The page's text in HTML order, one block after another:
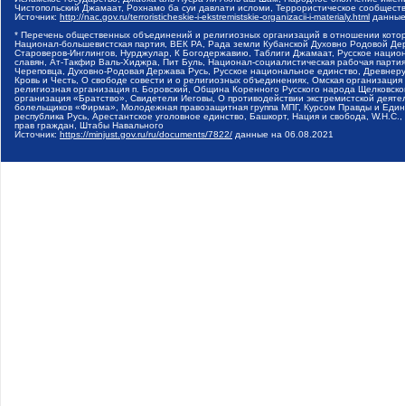
Чистопольский Джамаат, Рохнамо ба суи давлати исломи, Террористическое
Источник: http://nac.gov.ru/terroristicheskie-i-ekstremistskie-organizacii-i-materialy.html
* Перечень общественных объединений и религиозных организаций в отношении
Национал-большевистская партия, ВЕК РА, Рада земли Кубанской Духовно Родовой
Староверов-Инглингов, Нурджулар, К Богодержавию, Таблиги Джамаат, Русское
славян, Ат-Такфир Валь-Хиджра, Пит Буль, Национал-социалистическая рабочая
Череповца, Духовно-Родовая Держава Русь, Русское национальное единство,
Кровь и Честь, О свободе совести и о религиозных объединениях, Омская
религиозная организация п. Боровский, Община Коренного Русского народа
организация «Братство», Свидетели Иеговы, О противодействии экстремистской
болельщиков «Фирма», Молодежная правозащитная группа МПГ, Курсом Правды и
республика Русь, Арестантское уголовное единство, Башкорт, Нация и свобода,
прав граждан, Штабы Навального
Источник: https://minjust.gov.ru/ru/documents/7822/ данные на 06.08.2021